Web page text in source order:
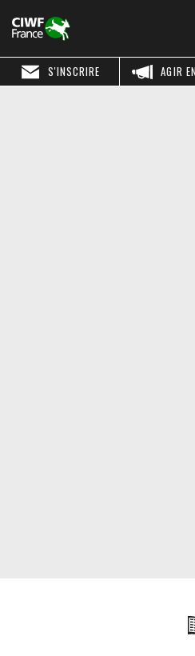
AGIR
S'INSCRIRE